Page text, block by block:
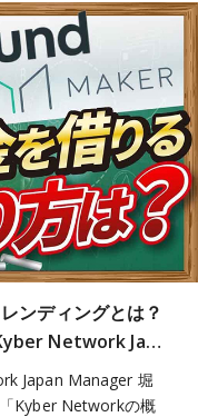
ンディングとは？
Network Ja…
Japan Manager 堀
Kyber Networkの概